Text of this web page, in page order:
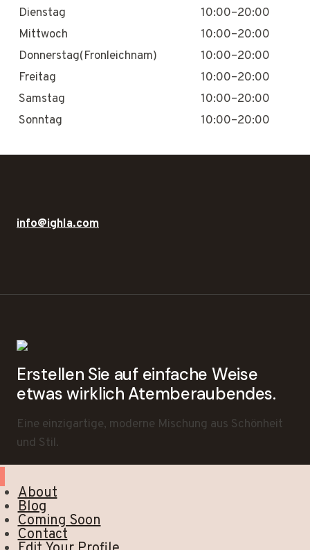
Dienstag
10:00–20:00
Mittwoch
10:00–20:00
Donnerstag(Fronleichnam)
10:00–20:00
Freitag
10:00–20:00
Samstag
10:00–20:00
Sonntag
10:00–20:00
info@ighla.com
Erstellen Sie auf einfache Weise
etwas wirklich Atemberaubendes.
Eine einzigartige, moderne Mischung aus Schönheit
und Stil.
About
Blog
Coming Soon
Contact